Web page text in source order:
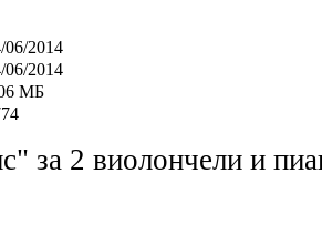
06/2014
06/2014
МБ
за 2 виолончели и